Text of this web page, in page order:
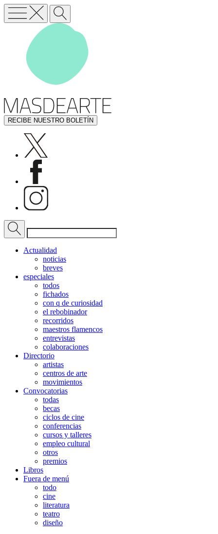
RECIBE NUESTRO BOLETÍN
Actualidad
noticias
breves
especiales
todos
fichados
con q de curiosidad
el rebobinador
recorridos
maestros flamencos
entrevistas
colaboraciones
Directorio
artistas
centros de arte
movimientos
Convocatorias
todas
becas
ciclos de cine
conferencias
cursos y talleres
empleo cultural
otros
premios
Libros
Fuera de menú
todo
cine
literatura
teatro
diseño